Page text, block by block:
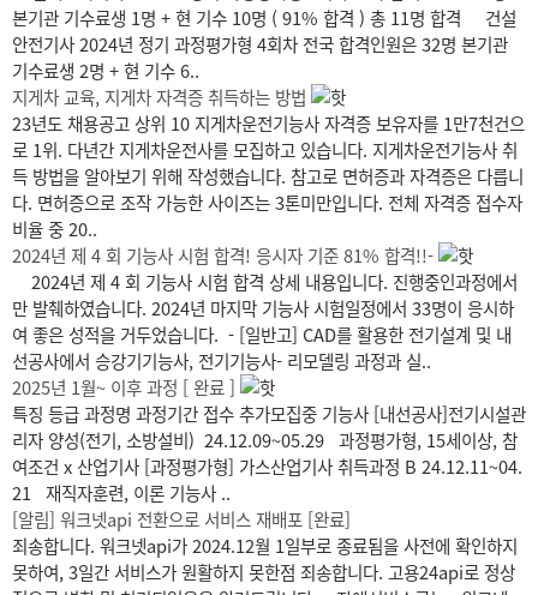
본기관 기수료생 1명 + 현 기수 10명 ( 91% 합격 ) 총 11명 합격 건설
안전기사 2024년 정기 과정평가형 4회차 전국 합격인원은 32명 본기관
기수료생 2명 + 현 기수 6..
지게차 교육, 지게차 자격증 취득하는 방법
23년도 채용공고 상위 10 지게차운전기능사 자격증 보유자를 1만7천건으
로 1위. 다년간 지게차운전사를 모집하고 있습니다. 지게차운전기능사 취
득 방법을 알아보기 위해 작성했습니다. 참고로 면허증과 자격증은 다릅니
다. 면허증으로 조작 가능한 사이즈는 3톤미만입니다. 전체 자격증 접수자
비율 중 20..
2024년 제 4 회 기능사 시험 합격! 응시자 기준 81% 합격!!-
2024년 제 4 회 기능사 시험 합격 상세 내용입니다. 진행중인과정에서
만 발췌하였습니다. 2024년 마지막 기능사 시험일정에서 33명이 응시하
여 좋은 성적을 거두었습니다. - [일반고] CAD를 활용한 전기설계 및 내
선공사에서 승강기기능사, 전기기능사- 리모델링 과정과 실..
2025년 1월~ 이후 과정 [ 완료 ]
특징 등급 과정명 과정기간 접수 추가모집중 기능사 [내선공사]전기시설관
리자 양성(전기, 소방설비) 24.12.09~05.29 과정평가형, 15세이상, 참
여조건 x 산업기사 [과정평가형] 가스산업기사 취득과정 B 24.12.11~04.
21 재직자훈련, 이론 기능사 ..
[알림] 워크넷api 전환으로 서비스 재배포 [완료]
죄송합니다. 워크넷api가 2024.12월 1일부로 종료됨을 사전에 확인하지
못하여, 3일간 서비스가 원활하지 못한점 죄송합니다. 고용24api로 정상